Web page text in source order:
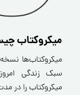
میکروکتاب
میکروکتاب‌ها
سبک زندگی